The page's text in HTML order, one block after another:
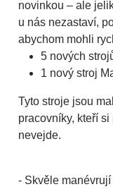
novinkou – ale
u nás nezastaví,
abychom mohli
5 nových
1 nový stroj
Tyto stroje jsou
pracovníky, kteří
nevejde.
- Skvěle